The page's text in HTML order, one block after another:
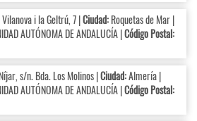
Vilanova i la Geltrú, 7 |Ciudad:Roquetas de Mar |
AUTÓNOMA DE ANDALUCÍA |Código Postal:
s/n. Bda. Los Molinos |Ciudad:Almería |
AUTÓNOMA DE ANDALUCÍA |Código Postal: